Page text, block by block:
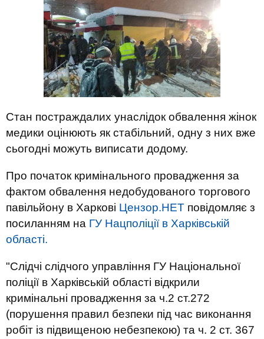
Стан постраждалих унаслідок обвалення жінок
медики оцінюють як стабільний, одну з них вже
сьогодні можуть виписати додому.
Про початок кримінального провадження за
фактом обвалення недобудованого торгового
павільйону в Харкові Цензор.НЕТ повідомляє з
посиланням на ГУ Нацполіції в Харківській
області.
"Слідчі слідчого управління ГУ Національної
поліції в Харківській області відкрили
кримінальні провадження за ч.2 ст.272
(порушення правил безпеки під час виконання
робіт із підвищеною небезпекою) та ч. 2 ст. 367